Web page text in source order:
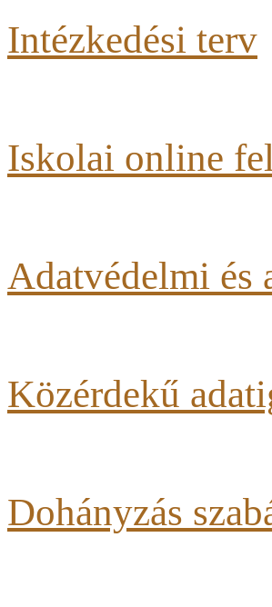
Intézkedési terv
Iskolai online
Adatvédelmi és
Közérdekű
Dohányzás